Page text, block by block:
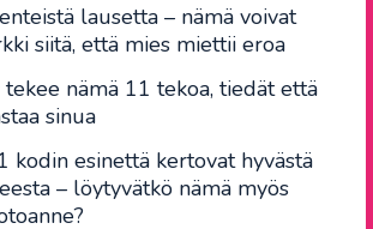
lausetta – nämä voivat
siitä, että mies miettii eroa
tekee nämä 11 tekoa, tiedät että
sinua
kodin esinettä kertovat hyvästä
– löytyvätkö nämä myös